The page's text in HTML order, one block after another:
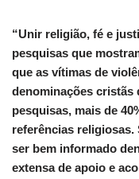
“Unir religião, fé e
pesquisas que
que as vítimas de
denominações cristãs
pesquisas, mais de
referências religiosas.
ser bem informado
extensa de apoio e